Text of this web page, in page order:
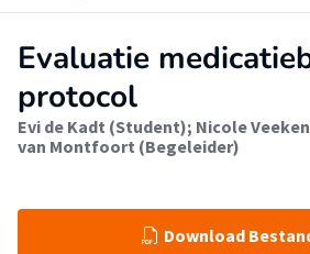
Evaluatie
protocol
Evi de Kadt (Student); Nicole
van Montfoort (Begeleider)
Download